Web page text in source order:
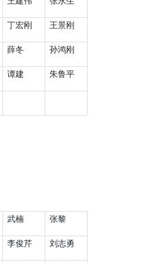
丁宏刚 王景刚
薛冬 孙鸿刚
谭建 朱鲁平
武楠 张黎
李俊芹 刘志勇